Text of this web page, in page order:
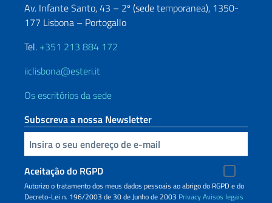
Av. Infante Santo, 43 – 2º (sede temporanea), 1350-
177 Lisbona – Portogallo
Tel. +351 213 884 172
iiclisbona@esteri.it
Os escritórios da sede
Subscreva a nossa Newsletter
Inserisci la tua email
Aceitação do RGPD
Autorizo o tratamento dos meus dados pessoais ao abrigo do RGPD e do
Decreto-Lei n. 196/2003 de 30 de Junho de 2003 PrivacyAvisos legais